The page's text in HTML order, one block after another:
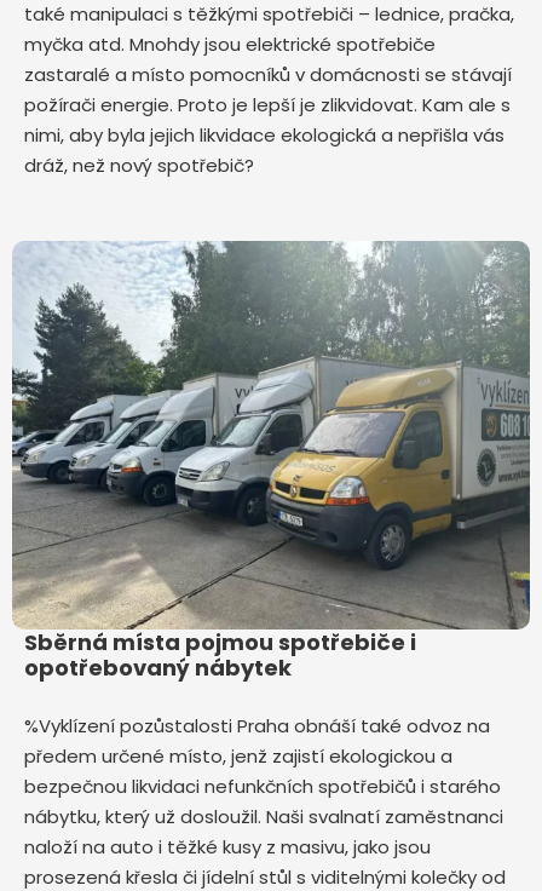
také manipulaci s těžkými spotřebiči – lednice, pračka,
myčka atd. Mnohdy jsou elektrické spotřebiče
zastaralé a místo pomocníků v domácnosti se stávají
požírači energie. Proto je lepší je zlikvidovat. Kam ale s
nimi, aby byla jejich likvidace ekologická a nepřišla vás
dráž, než nový spotřebič?
Sběrná místa pojmou spotřebiče i
opotřebovaný nábytek
%Vyklízení pozůstalosti Praha obnáší také odvoz na
předem určené místo, jenž zajistí ekologickou a
bezpečnou likvidaci nefunkčních spotřebičů i starého
nábytku, který už dosloužil. Naši svalnatí zaměstnanci
naloží na auto i těžké kusy z masivu, jako jsou
prosezená křesla či jídelní stůl s viditelnými kolečky od